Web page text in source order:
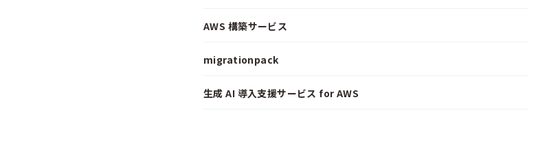
AWS 構築サービス
migrationpack
生成 AI 導入支援サービス for AWS